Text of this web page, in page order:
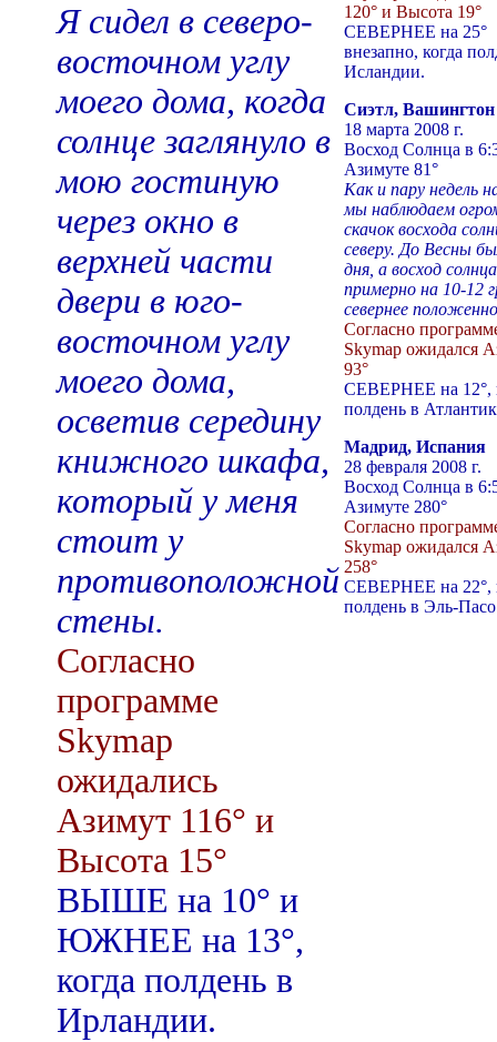
Я сидел в северо-
восточном углу
моего дома, когда
солнце заглянуло в
мою гостиную
через окно в
верхней части
двери в юго-
восточном углу
моего дома,
осветив середину
книжного шкафа,
который у меня
стоит у
противоположной
стены.
Согласно
программе
Skymap
ожидались
Азимут 116° и
Высота 15°
ВЫШЕ на 10° и
ЮЖНЕЕ на 13°,
когда полдень в
Ирландии.
120° и Высота 19°
СЕВЕРНЕЕ на 25°
внезапно, когда
Исландии.
Сиэтл, Вашингтон
18 марта 2008 г.
Восход Солнца в
Азимуте 81°
Как и пару недель
мы наблюдаем
скачок восхода
северу. До Весны
дня, а восход солнца
примерно на 10-12
севернее
Согласно
Skymap ожидался
93°
СЕВЕРНЕЕ на 12°,
полдень в
Мадрид, Испания
28 февраля 2008 г.
Восход Солнца в
Азимуте 280°
Согласно
Skymap ожидался
258°
СЕВЕРНЕЕ на 22°,
полдень в Эль-